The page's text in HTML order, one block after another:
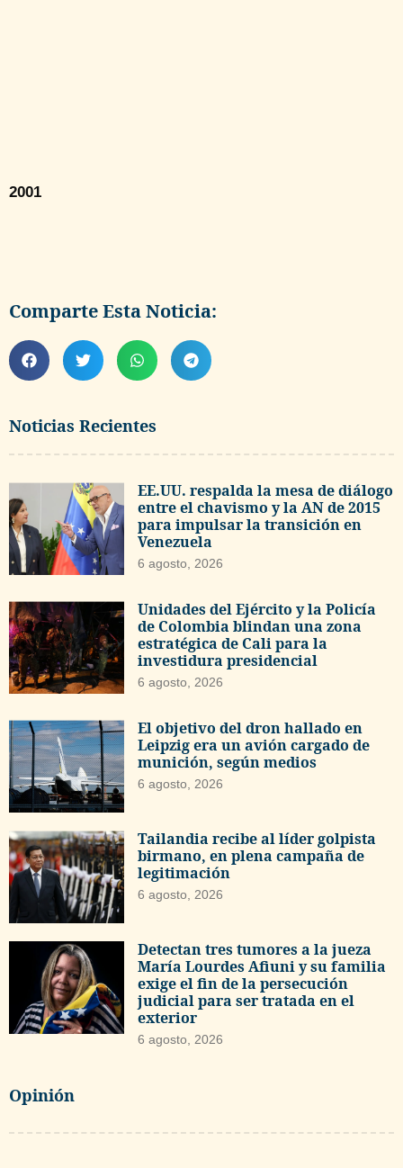
Noticias Recientes
EE.UU. respalda la mesa de diálogo
entre el chavismo y la AN de 2015
para impulsar la transición en
Venezuela
6 agosto, 2026
Unidades del Ejército y la Policía
de Colombia blindan una zona
estratégica de Cali para la
investidura presidencial
6 agosto, 2026
El objetivo del dron hallado en
Leipzig era un avión cargado de
munición, según medios
6 agosto, 2026
Tailandia recibe al líder golpista
birmano, en plena campaña de
legitimación
6 agosto, 2026
Detectan tres tumores a la jueza
María Lourdes Afiuni y su familia
exige el fin de la persecución
judicial para ser tratada en el
exterior
6 agosto, 2026
Opinión
2001
Comparte Esta Noticia: